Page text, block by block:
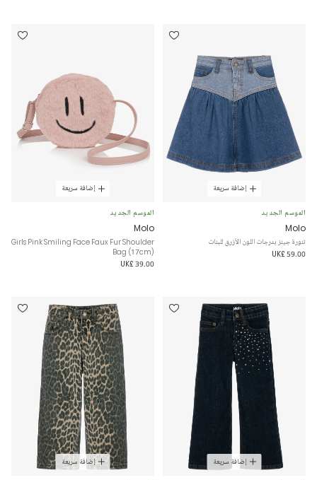
إضافة سريعة
الموسم الجديد
Molo
تنورة جينز بدرجات اللون الأزرق للبنات
UK£ 59.00
إضافة سريعة
الموسم الجديد
Molo
Girls Pink Smiling Face Faux Fur Shoulder
Bag (17cm)
UK£ 39.00
إضافة سريعة إضافة سريعة